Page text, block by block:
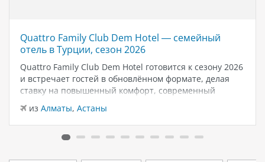
Quattro Family Club Dem Hotel — семейный
отель в Турции, сезон 2026
Quattro Family Club Dem Hotel готовится к сезону 2026
и встречает гостей в обновлённом формате, делая
ставку на повышенный комфорт, современный
дизайн и атмосферу спокойного семейного отдыха у
моря. Отель остаётся популярным выбором для тех,
кто ищет семейный отель в…
из Алматы, Астаны